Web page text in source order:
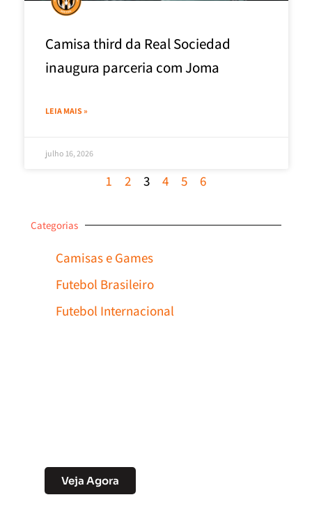
Camisa third da Real Sociedad
inaugura parceria com Joma
LEIA MAIS »
julho 16, 2026
1 2 3 4 5 6
Categorias
Camisas e Games
Futebol Brasileiro
Futebol Internacional
Veja Agora